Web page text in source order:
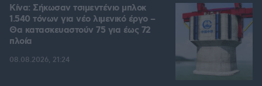
Κίνα: Σήκωσαν τσιμεντένιο μπλοκ
1.540 τόνων για νέο λιμενικό έργο –
Θα κατασκευαστούν 75 για έως 72
πλοία
08.08.2026, 21:24